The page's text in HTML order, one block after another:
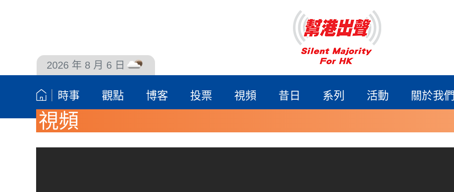
2026 年 8 月 6 日
時事 觀點 博客 投票 視頻 昔日 系列 活動 關於我們
視頻